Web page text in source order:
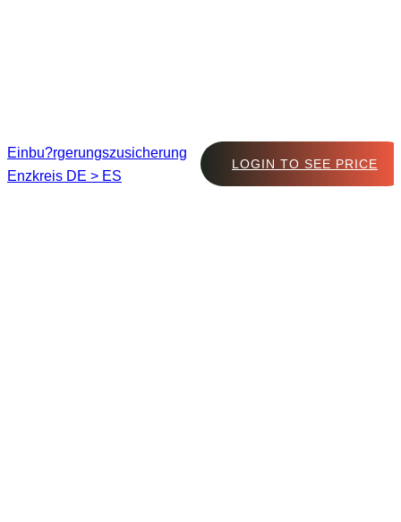
Einbu?rgerungszusicherung
Enzkreis DE > ES
LOGIN TO SEE PRICE